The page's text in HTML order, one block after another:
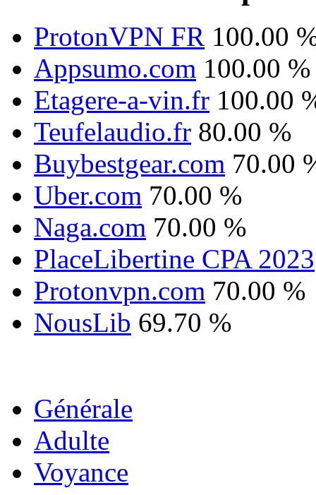
ProtonVPN FR 100.00
Appsumo.com 100.00 %
Etagere-a-vin.fr 100.00
Teufelaudio.fr 80.00 %
Buybestgear.com 70.00
Uber.com 70.00 %
Naga.com 70.00 %
PlaceLibertine CPA 2023
Protonvpn.com 70.00 %
NousLib 69.70 %
Générale
Adulte
Voyance